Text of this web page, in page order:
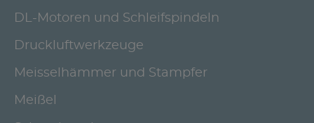
DL-Motoren und Schleifspindeln
Druckluftwerkzeuge
Meisselhämmer und Stampfer
Meißel